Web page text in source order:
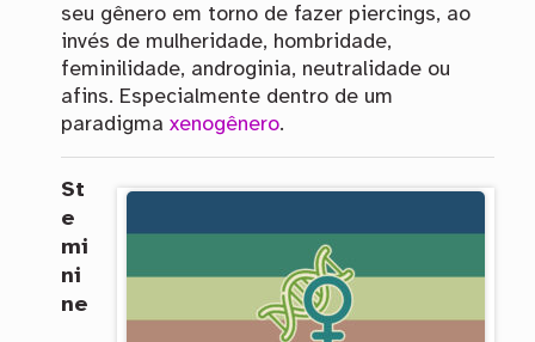
seu gênero em torno de fazer piercings, ao
invés de mulheridade, hombridade,
feminilidade, androginia, neutralidade ou
afins. Especialmente dentro de um
paradigma xenogênero.
St
e
mi
ni
ne